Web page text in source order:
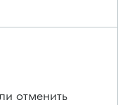
отменить